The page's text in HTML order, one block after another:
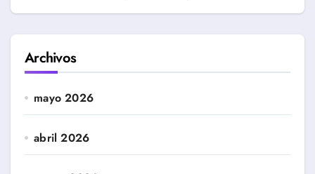
Archivos
mayo 2026
abril 2026